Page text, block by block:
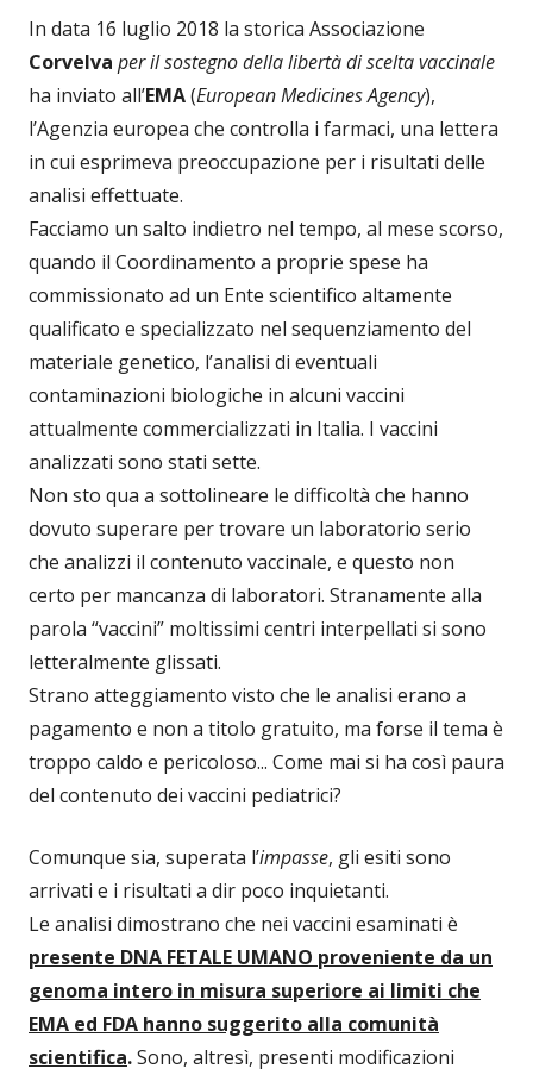
In data 16 luglio 2018 la storica Associazione
Corvelva per il sostegno della libertà di scelta vaccinale
ha inviato all’EMA(European Medicines Agency),
l’Agenzia europea che controlla i farmaci, una lettera
in cui esprimeva preoccupazione per i risultati delle
analisi effettuate.
Facciamo un salto indietro nel tempo, al mese scorso,
quando il Coordinamento a proprie spese ha
commissionato ad un Ente scientifico altamente
qualificato e specializzato nel sequenziamento del
materiale genetico, l’analisi di eventuali
contaminazioni biologiche in alcuni vaccini
attualmente commercializzati in Italia. I vaccini
analizzati sono stati sette.
Non sto qua a sottolineare le difficoltà che hanno
dovuto superare per trovare un laboratorio serio
che analizzi il contenuto vaccinale, e questo non
certo per mancanza di laboratori. Stranamente alla
parola “vaccini” moltissimi centri interpellati si sono
letteralmente glissati.
Strano atteggiamento visto che le analisi erano a
pagamento e non a titolo gratuito, ma forse il tema è
troppo caldo e pericoloso... Come mai si ha così paura
del contenuto dei vaccini pediatrici?
Comunque sia, superata l’impasse, gli esiti sono
arrivati e i risultati a dir poco inquietanti.
Le analisi dimostrano che nei vaccini esaminati è
presente DNA FETALE UMANO proveniente da un
genoma intero in misura superiore ai limiti che
EMA ed FDA hanno suggerito alla comunità
scientifica.Sono, altresì, presenti modificazioni